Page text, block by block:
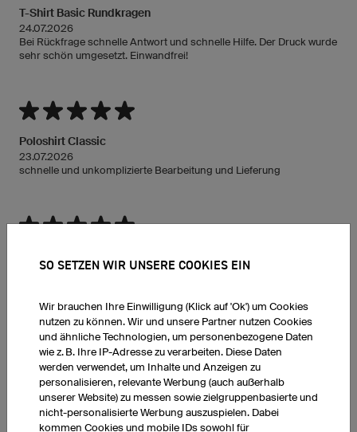
T-Shirt Basic Rundkragen
24.07.2026
Bei Rückfrage schnelle Antwort und schnelle Hilfe. Der Druck wurde
sehr schön umgesetzt. Einwandfrei!
Poloshirt Classic
23.07.2026
schnelle und unkomplizierte Bearbeitung und Lieferung
23.07.2026
ALLE FEEDBACKS
SO SETZEN WIR UNSERE COOKIES EIN
Wir brauchen Ihre Einwilligung (Klick auf 'Ok') um Cookies
nutzen zu können. Wir und unsere Partner nutzen Cookies
und ähnliche Technologien, um personenbezogene Daten
wie z. B. Ihre IP-Adresse zu verarbeiten. Diese Daten
werden verwendet, um Inhalte und Anzeigen zu
personalisieren, relevante Werbung (auch außerhalb
unserer Website) zu messen sowie zielgruppenbasierte und
nicht-personalisierte Werbung auszuspielen. Dabei
kommen Cookies und mobile IDs sowohl für